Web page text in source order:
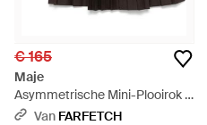
€ 165
Maje
Asymmetrische Mini-Plooirok -
Zwart
Van FARFETCH